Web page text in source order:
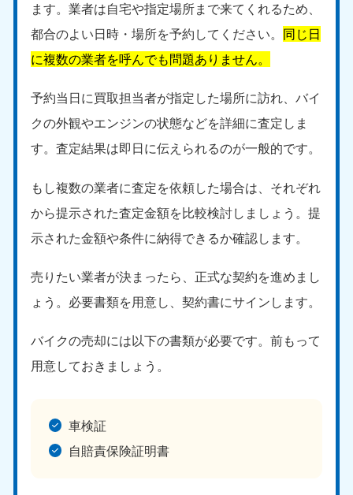
ます。業者は自宅や指定場所まで来てくれるため、
都合のよい日時・場所を予約してください。 同じ日
に複数の業者を呼んでも問題ありません。
予約当日に買取担当者が指定した場所に訪れ、バイ
クの外観やエンジンの状態などを詳細に査定しま
す。査定結果は即日に伝えられるのが一般的です。
もし複数の業者に査定を依頼した場合は、それぞれ
から提示された査定金額を比較検討しましょう。提
示された金額や条件に納得できるか確認します。
売りたい業者が決まったら、正式な契約を進めまし
ょう。必要書類を用意し、契約書にサインします。
バイクの売却には以下の書類が必要です。前もって
用意しておきましょう。
車検証
自賠責保険証明書
富山県
050-1881-5262
9:00〜19:00 年中無休
山梨県
050-1881-5257
9:00〜19:00 年中無休
050-1881-5263
9:00〜19:00 年中無休
近畿
大阪府
050-1881-5250
9:00〜19:00 年中無休
050-1881-5251
9:00〜19:00 年中無休
奈良県
050-1881-5249
9:00〜19:00 年中無休
三重県
050-1881-5254
9:00〜19:00 年中無休
050-1881-5253
9:00〜19:00 年中無休
050-1881-5252
9:00〜19:00 年中無休
9:00〜19:00 年中無休
中国